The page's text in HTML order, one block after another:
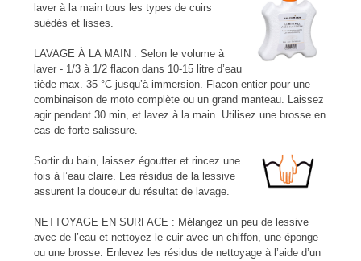
laver à la main tous les types de cuirs
suédés et lisses.
LAVAGE À LA MAIN : Selon le volume à
laver - 1/3 à 1/2 flacon dans 10-15 litre d’eau
tiède max. 35 °C jusqu’à immersion. Flacon entier pour une
combinaison de moto complète ou un grand manteau. Laissez
agir pendant 30 min, et lavez à la main. Utilisez une brosse en
cas de forte salissure.
Sortir du bain, laissez égoutter et rincez une
fois à l’eau claire. Les résidus de la lessive
assurent la douceur du résultat de lavage.
NETTOYAGE EN SURFACE : Mélangez un peu de lessive
avec de l’eau et nettoyez le cuir avec un chiffon, une éponge
ou une brosse. Enlevez les résidus de nettoyage à l’aide d’un